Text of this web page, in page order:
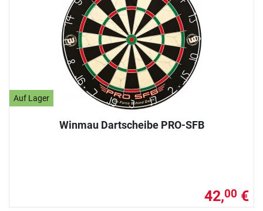
Auf Lager
Winmau Dartscheibe PRO-SFB
42,00 €